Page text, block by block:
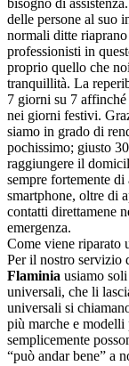
bisogno di
delle persone al suo
normali ditte
professionisti in
proprio quello che
tranquillità. La
7 giorni su 7
nei giorni festivi.
siamo in grado di
pochissimo; giusto
raggiungere il
sempre fortemente
smartphone, oltre di
contatti direttamene
emergenza.
Come viene riparato
Per il nostro servizio
Flaminia usiamo
universali, che li
universali si
più marche e
semplicemente
“può andar bene” a